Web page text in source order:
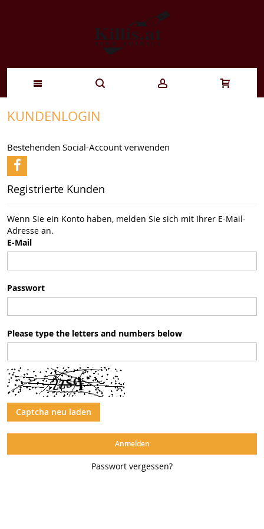
Zum
springen
KUNDENLOGIN
Bestehenden Social-Account verwenden
Registrierte Kunden
Wenn Sie ein Konto haben, melden Sie sich mit Ihrer E-Mail-
Adresse an.
E-Mail
Passwort
Please type the letters and numbers below
Captcha neu laden
Anmelden
Passwort vergessen?